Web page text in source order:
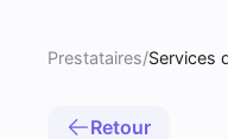
Prestataires/Services
Retour